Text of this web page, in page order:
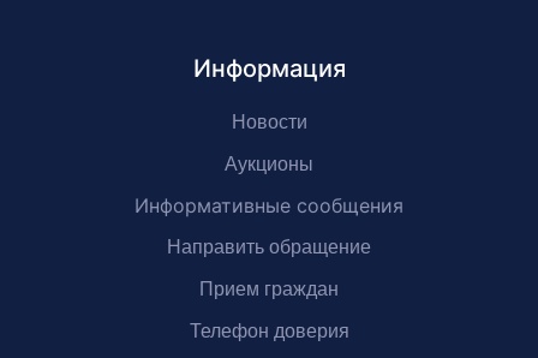
Информация
Новости
Аукционы
Информативные сообщения
Направить обращение
Прием граждан
Телефон доверия